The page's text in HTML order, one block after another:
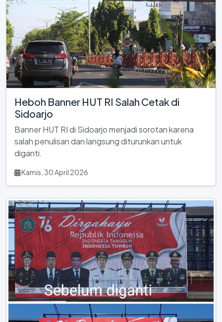
Heboh Banner HUT RI Salah Cetak di
Sidoarjo
Banner HUT RI di Sidoarjo menjadi sorotan karena
salah penulisan dan langsung diturunkan untuk
diganti.
Kamis, 30 April 2026